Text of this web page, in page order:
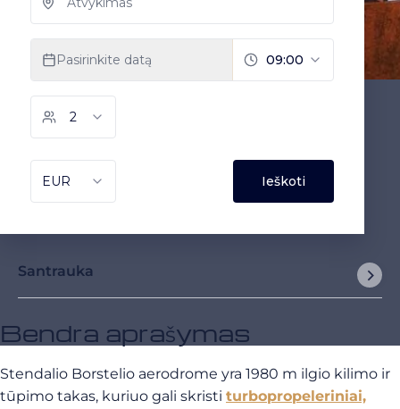
Santrauka
Bendra aprašymas
Stendalio Borstelio aerodrome yra 1980 m ilgio kilimo ir
tūpimo takas, kuriuo gali skristi turbopropeleriniai,